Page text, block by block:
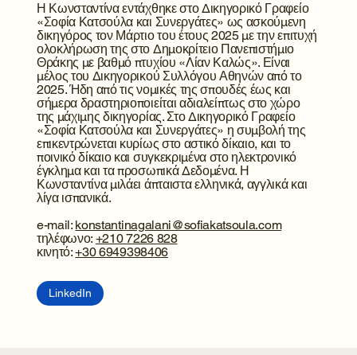
Η Κωνσταντίνα εντάχθηκε στο Δικηγορικό Γραφείο
«Σοφία Κατσούλα και Συνεργάτες» ως ασκούμενη
δικηγόρος τον Μάρτιο του έτους 2025 με την επιτυχή
ολοκλήρωση της στο Δημοκρίτειο Πανεπιστήμιο
Θράκης με βαθμό πτυχίου «Λίαν Καλώς». Είναι
μέλος του Δικηγορικού Συλλόγου Αθηνών από το
2025. Ήδη από τις νομικές της σπουδές έως και
σήμερα δραστηριοποιείται αδιαλείπτως στο χώρο
της μάχιμης δικηγορίας. Στο Δικηγορικό Γραφείο
«Σοφία Κατσούλα και Συνεργάτες» η συμβολή της
επικεντρώνεται κυρίως στο αστικό δίκαιο, και το
ποινικό δίκαιο και συγκεκριμένα στο ηλεκτρονικό
έγκλημα και τα προσωπικά Δεδομένα. Η
Κωνσταντίνα μιλάει άπταιστα ελληνικά, αγγλικά και
λίγα ισπανικά.
e-mail: konstantinagalani@sofiakatsoula.com
τηλέφωνο: +210 7226 828
κινητό:+30 6949398406
LinkedIn